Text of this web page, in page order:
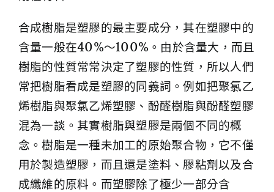
合成樹脂是塑膠的最主要成分，其在塑膠中的
含量一般在40%～100%。由於含量大，而且
樹脂的性質常常決定了塑膠的性質，所以人們
常把樹脂看成是塑膠的同義詞。例如把聚氯乙
烯樹脂與聚氯乙烯塑膠、酚醛樹脂與酚醛塑膠
混為一談。其實樹脂與塑膠是兩個不同的概
念。樹脂是一種未加工的原始聚合物，它不僅
用於製造塑膠，而且還是塗料、膠粘劑以及合
成纖維的原料。而塑膠除了極少一部分含